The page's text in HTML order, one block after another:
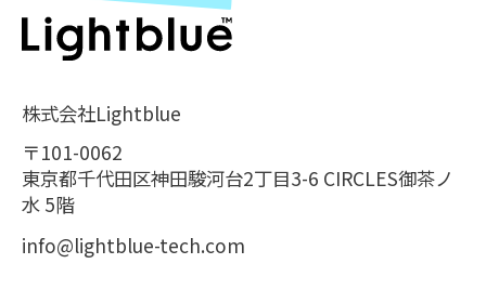
株式会社Lightblue
〒101-0062
東京都千代田区神田駿河台2丁目3-6 CIRCLES御茶ノ
水 5階
info@lightblue-tech.com